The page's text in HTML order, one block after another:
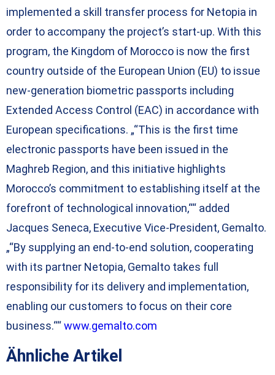
implemented a skill transfer process for Netopia in
order to accompany the project’s start-up. With this
program, the Kingdom of Morocco is now the first
country outside of the European Union (EU) to issue
new-generation biometric passports including
Extended Access Control (EAC) in accordance with
European specifications. „“This is the first time
electronic passports have been issued in the
Maghreb Region, and this initiative highlights
Morocco’s commitment to establishing itself at the
forefront of technological innovation,““ added
Jacques Seneca, Executive Vice-President, Gemalto.
„“By supplying an end-to-end solution, cooperating
with its partner Netopia, Gemalto takes full
responsibility for its delivery and implementation,
enabling our customers to focus on their core
business.““www.gemalto.com
Ähnliche Artikel